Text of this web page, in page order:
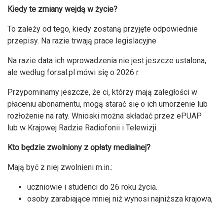
Kiedy te zmiany wejdą w życie?
To zależy od tego, kiedy zostaną przyjęte odpowiednie
przepisy. Na razie trwają prace legislacyjne
Na razie data ich wprowadzenia nie jest jeszcze ustalona,
ale według forsal.pl mówi się o 2026 r.
Przypominamy jeszcze, że ci, którzy mają zaległości w
płaceniu abonamentu, mogą starać się o ich umorzenie lub
rozłożenie na raty. Wnioski można składać przez ePUAP
lub w Krajowej Radzie Radiofonii i Telewizji.
Kto będzie zwolniony z opłaty medialnej?
Mają być z niej zwolnieni m.in.:
uczniowie i studenci do 26 roku życia.
osoby zarabiające mniej niż wynosi najniższa krajowa,